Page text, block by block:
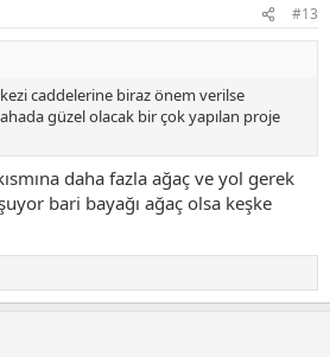
#13
caddelerine biraz önem verilse
güzel olacak bir çok yapılan proje
daha fazla ağaç ve yol gerek
bari bayağı ağaç olsa keşke